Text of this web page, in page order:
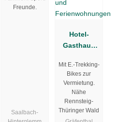
Freunde.
Saalbach-
Hotel-
Gasthaus
Ferienhaus
Ferienwohn
ungen
Mit E.-Trekking-
Bikes zur
Vermietung.
Nähe
Rennsteig-
Thüringer Wald